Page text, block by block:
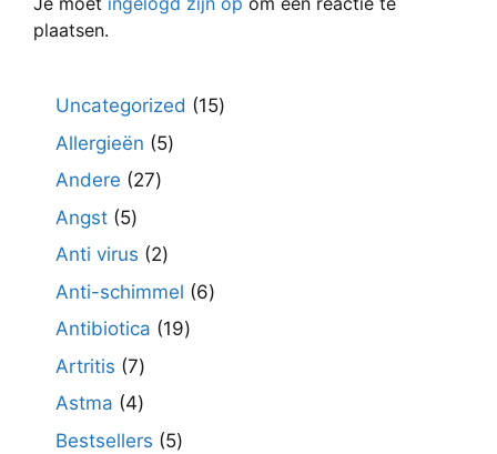
plaatsen.
Uncategorized 1515
Allergieën 55
Andere 2727
Angst 55
producten
Anti virus 22
producten
Anti-schimmel 66
Antibiotica 1919
Artritis 77
producten
Astma 44
producten
Bestsellers 55